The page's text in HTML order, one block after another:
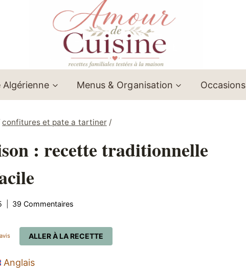
Algérienne Menus & Organisation Occasions
confitures et pate a tartiner /
: recette traditionnelle
39 Commentaires
ALLER À LA RECETTE
Anglais